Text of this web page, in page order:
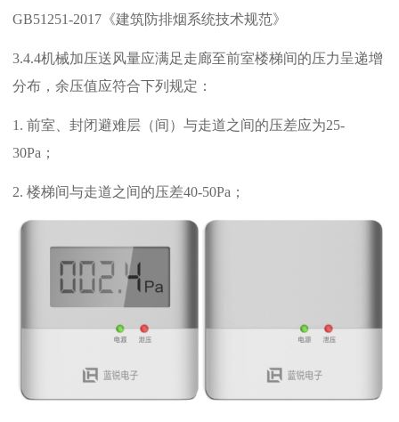
GB51251-2017《建筑防排烟系统技术规范》
3.4.4机械加压送风量应满足走廊至前室楼梯间的压力呈递增
分布，余压值应符合下列规定：
1. 前室、封闭避难层（间）与走道之间的压差应为25-
30Pa；
2. 楼梯间与走道之间的压差40-50Pa；